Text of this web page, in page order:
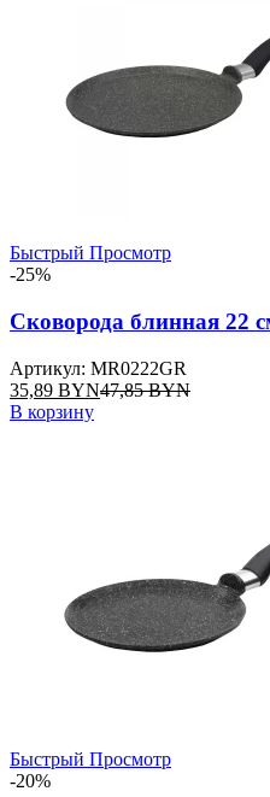
Быстрый Просмотр
-25%
Сковорода блинная
Артикул: MR0222GR
35,89 BYN47,85BYN
В корзину
Быстрый Просмотр
-20%